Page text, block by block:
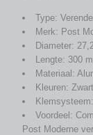
Type:
Merk: Post
Diameter:
Lengte: 300
Materiaal:
Kleuren: Zwart
Voordeel:
Post Moderne